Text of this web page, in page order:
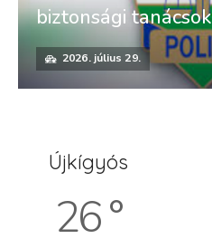
biztonsági tanácsok
2026. július 29.
Újkígyós
26 °